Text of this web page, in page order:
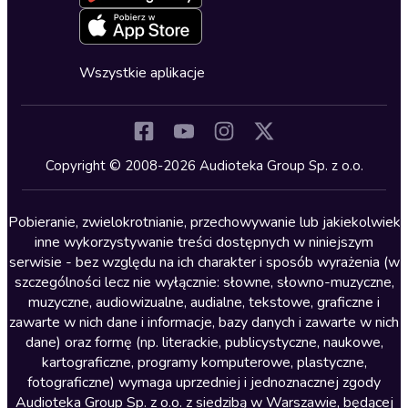
Kryminały
Lektury szkolne
Literatura anglojęzyczna
Literatura faktu
Literatura obyczajowa
Literatura piękna obca
Literatura piękna polska
Nagrania relaksacyjne
Zapowiedzi
Cykle audiobooków
Wszystkie aplikacje
Copyright © 2008-2026 Audioteka Group Sp. z o.o.
Pobieranie, zwielokrotnianie, przechowywanie lub jakiekolwiek
inne wykorzystywanie treści dostępnych w niniejszym
serwisie - bez względu na ich charakter i sposób wyrażenia (w
szczególności lecz nie wyłącznie: słowne, słowno-muzyczne,
muzyczne, audiowizualne, audialne, tekstowe, graficzne i
zawarte w nich dane i informacje, bazy danych i zawarte w nich
dane) oraz formę (np. literackie, publicystyczne, naukowe,
kartograficzne, programy komputerowe, plastyczne,
fotograficzne) wymaga uprzedniej i jednoznacznej zgody
Audioteka Group Sp. z o.o. z siedzibą w Warszawie, będącej